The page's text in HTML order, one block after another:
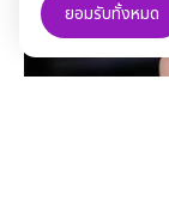
ยอมรับทั้งหมด